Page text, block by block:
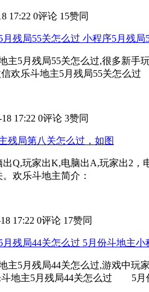
17:22 0评论 15赞同
残局55关怎么过 小程序5月残局
5月残局55关怎么过,很多新手玩
乐斗地主5月残局55关怎么
17:22 0评论 3赞同
残局第八关怎么过，如图
Q,玩家出K,电脑出A,玩家出2
欢乐斗地主简介：
17:22 0评论 17赞同
残局44关怎么过 5月份斗地主小
5月残局44关怎么过,游戏中玩家
主5月残局44关怎么过 5月份